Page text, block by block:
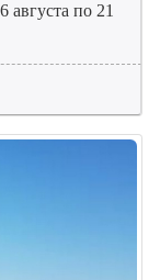
августа по 21